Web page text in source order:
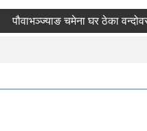
पौवाभञ्ज्याङ चमेना घर ठेका